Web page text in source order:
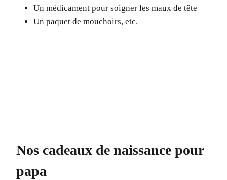
Un médicament pour soigner les maux de tête
Un paquet de mouchoirs, etc.
Nos cadeaux de naissance pour
papa